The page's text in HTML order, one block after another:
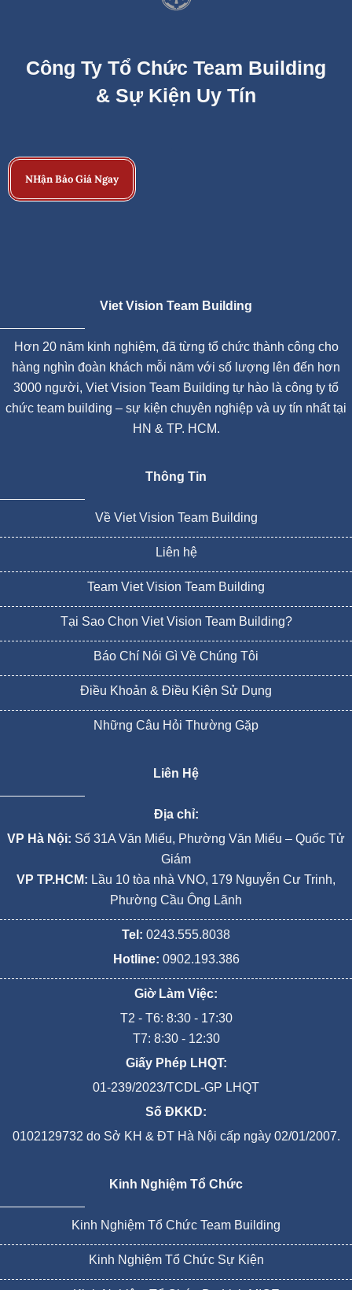
Công Ty Tổ Chức Team Building
& Sự Kiện Uy Tín
NHận Báo Giá Ngay
Viet Vision Team Building
Hơn 20 năm kinh nghiệm, đã từng tổ chức thành công cho
hàng nghìn đoàn khách mỗi năm với số lượng lên đến hơn
3000 người, Viet Vision Team Building tự hào là công ty tổ
chức team building – sự kiện chuyên nghiệp và uy tín nhất tại
HN & TP. HCM.
Thông Tin
Về Viet Vision Team Building
Liên hệ
Team Viet Vision Team Building
Tại Sao Chọn Viet Vision Team Building?
Báo Chí Nói Gì Về Chúng Tôi
Điều Khoản & Điều Kiện Sử Dụng
Những Câu Hỏi Thường Gặp
Liên Hệ
Địa chỉ:
VP Hà Nội: Số 31A Văn Miếu, Phường Văn Miếu – Quốc Tử
Giám
VP TP.HCM: Lầu 10 tòa nhà VNO, 179 Nguyễn Cư Trinh,
Phường Cầu Ông Lãnh
Tel: 0243.555.8038
Hotline: 0902.193.386
Giờ Làm Việc:
T2 - T6: 8:30 - 17:30
T7: 8:30 - 12:30
Giấy Phép LHQT:
01-239/2023/TCDL-GP LHQT
Số ĐKKD:
0102129732 do Sở KH & ĐT Hà Nội cấp ngày 02/01/2007.
Kinh Nghiệm Tổ Chức
Kinh Nghiệm Tổ Chức Team Building
Kinh Nghiệm Tổ Chức Sự Kiện